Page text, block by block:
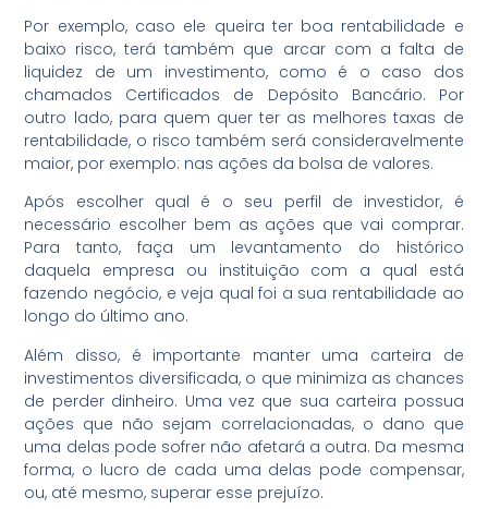
Por exemplo, caso ele queira ter boa rentabilidade e
baixo risco, terá também que arcar com a falta de
liquidez de um investimento, como é o caso dos
chamados Certificados de Depósito Bancário. Por
outro lado, para quem quer ter as melhores taxas de
rentabilidade, o risco também será consideravelmente
maior, por exemplo: nas ações da bolsa de valores.
Após escolher qual é o seu perfil de investidor, é
necessário escolher bem as ações que vai comprar.
Para tanto, faça um levantamento do histórico
daquela empresa ou instituição com a qual está
fazendo negócio, e veja qual foi a sua rentabilidade ao
longo do último ano.
Além disso, é importante manter uma carteira de
investimentos diversificada, o que minimiza as chances
de perder dinheiro. Uma vez que sua carteira possua
ações que não sejam correlacionadas, o dano que
uma delas pode sofrer não afetará a outra. Da mesma
forma, o lucro de cada uma delas pode compensar,
ou, até mesmo, superar esse prejuízo.